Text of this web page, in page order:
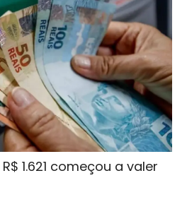
1.621 começou a valer